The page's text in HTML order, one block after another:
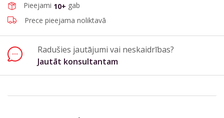
Pieejami 10+ gab
Prece pieejama noliktavā
Radušies jautājumi vai neskaidrības?
Jautāt konsultantam